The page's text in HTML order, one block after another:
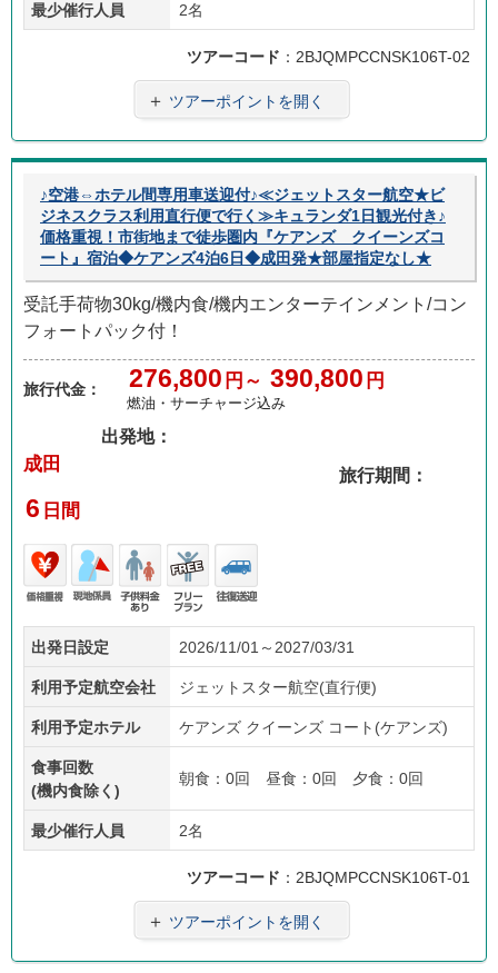
最少催行人員 2名
ツアーコード ：2BJQMPCCNSK106T-02
＋ ツアーポイントを開く
♪空港⇔ホテル間専用車送迎付♪≪ジェットスター航空★ビ
ジネスクラス利用直行便で行く≫キュランダ1日観光付き♪
価格重視！市街地まで徒歩圏内『ケアンズ クイーンズコ
ート』宿泊◆ケアンズ4泊6日◆成田発★部屋指定なし★
受託手荷物30kg/機内食/機内エンターテインメント/コン
フォートパック付！
旅行代金： 276,800 円～ 390,800 円
燃油・サーチャージ込み
出発地：
成田
旅行期間：
6 日間
価格
重視
現地
係員
子供
あり
フリ
ープ
ラン
往復
送迎
出発日設定 2026/11/01～2027/03/31
利用予定航空会社 ジェットスター航空(直行便)
利用予定ホテル ケアンズ クイーンズ コート(ケアンズ)
食事回数
(機内食除く)
朝食：0回 昼食：0回 夕食：0回
最少催行人員 2名
ツアーコード ：2BJQMPCCNSK106T-01
＋ ツアーポイントを開く